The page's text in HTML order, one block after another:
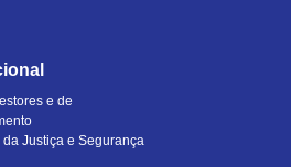
e de
da Justiça e Segurança